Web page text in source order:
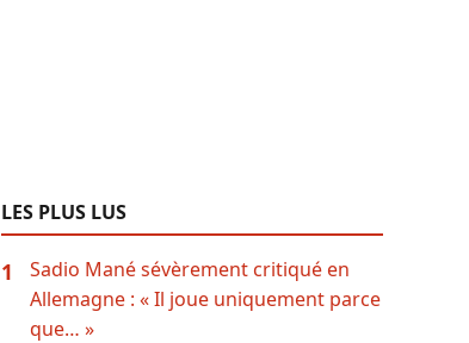
LES PLUS LUS
1
Sadio Mané sévèrement critiqué en
Allemagne : « Il joue uniquement parce
que… »